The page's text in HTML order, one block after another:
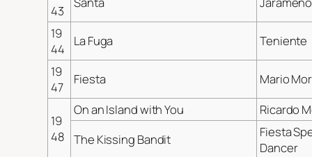
43
19
44
La Fuga
Teniente
19
47
Fiesta Mario
19
48
On an Island with You
Ricardo
The Kissing Bandit
Fiesta
Dancer